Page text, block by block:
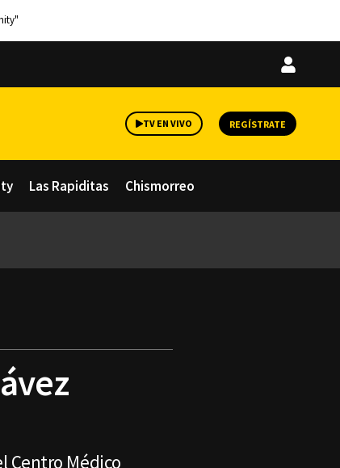
Iniciar
TV EN VIVO REGÍSTRATE
Las Rapiditas Chismorreo
Centro Médico